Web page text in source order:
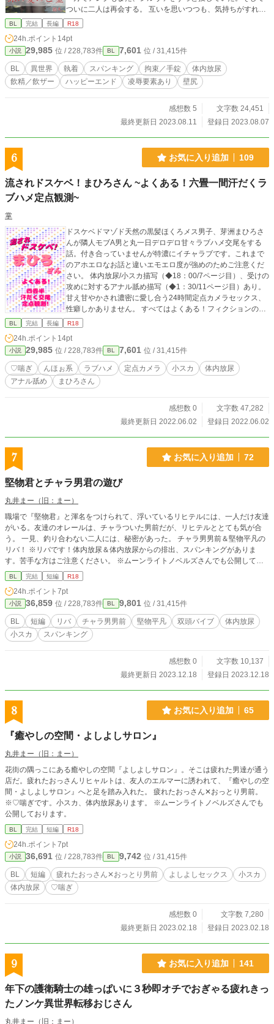
ついに二人は再会する。 互いを思いつつも、気持ちがすれ違
い続ける二人。 ＝＝＝ 幸薄不憫受け×ヤンデレ執着攻め かわ
が、ホラー要素は全くないです。 ＝＝＝ 全3話+番外編2話 ※
本編では特殊性癖・凌辱要素を含む過激な性描写等がありま
すので、苦手な方はキーワードをご確認の上自衛してくださ
い。 番外編は後日談。エロ少なめです。
BL 完結 長編 R18
24h.ポイント 14pt
小説 29,985 位 / 228,783件 BL 7,601 位 / 31,415件
BL 異世界 執着 スパンキング 拘束／手錠
体内放尿
飲精／飲ザー
ハッピーエンド 凌辱要素あり 壁尻
感想数 5
文字数 24,451
最終更新日 2023.08.11
登録日 2023.08.07
6 お気に入り追加 109
流されドスケベ！まひろさん ~よくある！六畳一間汗だくラ
ブハメ定点観測~
掌
ドスケベドマゾド天然の黒髪ほくろメス男子、芽洲まひろさ
んが隣人モブA男と丸一日デロデロ甘々ラブハメ交尾をする
話。付き合っていませんが特濃にイチャラブです。これまで
のアホエロなお話と違いエモエロ度が強めのためご注意くだ
さい。 体内放尿/小スカ描写（◆18：00/7ページ目）、受けの
攻めに対するアナル舐め描写（◆1：30/11ページ目）あり。
甘え甘やかされ濃密に愛し合う24時間定点カメラセックス、
性癖しかありません。 すべてはよくある！フィクションのフ
ァンタジーです。 まひろさんシリーズまとめタグ→まひろさ
配信にコメントなどありましたら（web拍手） http://bit.ly/3
8kXFb0 Twitter垢・返信はこちらにて https://twitter.com/s
how1write
BL 完結 長編 R18
24h.ポイント 14pt
小説 29,985 位 / 228,783件 BL 7,601 位 / 31,415件
♡喘ぎ んほぉ系 ラブハメ 定点カメラ 小スカ
体内放尿
アナル舐め
まひろさん
感想数 0
文字数 47,282
最終更新日 2022.06.02
登録日 2022.06.02
7 お気に入り追加 72
堅物君とチャラ男君の遊び
丸井まー（旧：まー）
職場で『堅物君』と渾名をつけられて、浮いているリヒテルには、一人だけ友達
がいる。友達のオレールは、チャラついた男前だが、リヒテルととても気が合
う。 一見、釣り合わない二人には、秘密があった。 チャラ男男前＆堅物平凡の
リバ！ ※リバです！体内放尿＆体内放尿からの排出、スパンキングがありま
す。苦手な方はご注意ください。 ※ムーンライトノベルズさんでも公開してお
ります。
BL 完結 短編 R18
24h.ポイント 7pt
小説 36,859 位 / 228,783件 BL 9,801 位 / 31,415件
BL 短編 リバ チャラ男男前 堅物平凡 双頭バイブ
体内放尿
小スカ
スパンキング
感想数 0
文字数 10,137
最終更新日 2023.12.18
登録日 2023.12.18
8 お気に入り追加 65
『癒やしの空間・よしよしサロン』
丸井まー（旧：まー）
花街の隅っこにある癒やしの空間『よしよしサロン』。そこは疲れた男達が通う
店だ。疲れたおっさんリヒャルトは、友人のエルマーに誘われて、『癒やしの空
間・よしよしサロン』へと足を踏み入れた。 疲れたおっさん✕おっとり男前。
※♡喘ぎです。小スカ、体内放尿あります。 ※ムーンライトノベルズさんでも
公開しております。
BL 完結 短編 R18
24h.ポイント 7pt
小説 36,691 位 / 228,783件 BL 9,742 位 / 31,415件
BL 短編 疲れたおっさん✕おっとり男前 よしよしセックス
小スカ
体内放尿
♡喘ぎ
感想数 0
文字数 7,280
最終更新日 2023.02.18
登録日 2023.02.18
9 お気に入り追加 141
年下の護衛騎士の雄っぱいに３秒即オチでおぎゃる疲れきっ
たノンケ異世界転移おじさん
丸井まー（旧：まー）